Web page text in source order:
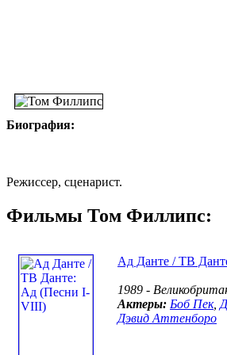
Биография:
Режиссер, сценарист.
Фильмы Том Филлипс:
Ад Данте / ТВ
1989 -
Актеры: Боб Пек,
Дэвид Аттенборо